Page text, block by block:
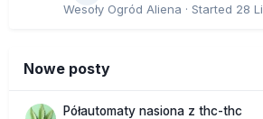
Wesoły Ogród Aliena · Started 28
Nowe posty
Półautomaty nasiona z thc-thc